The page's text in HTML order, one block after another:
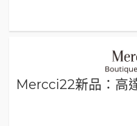
Mercci22新品：高